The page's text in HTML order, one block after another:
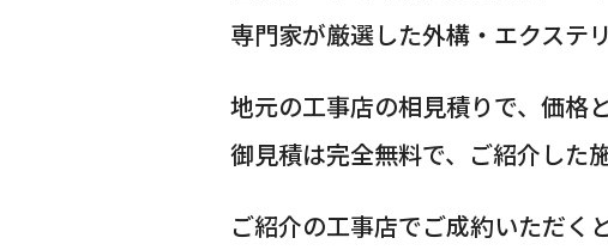
専門家が厳選した外構・エクステ
地元の工事店の相見積りで、価格
御見積は完全無料で、ご紹介した
ご紹介の工事店でご成約いただく